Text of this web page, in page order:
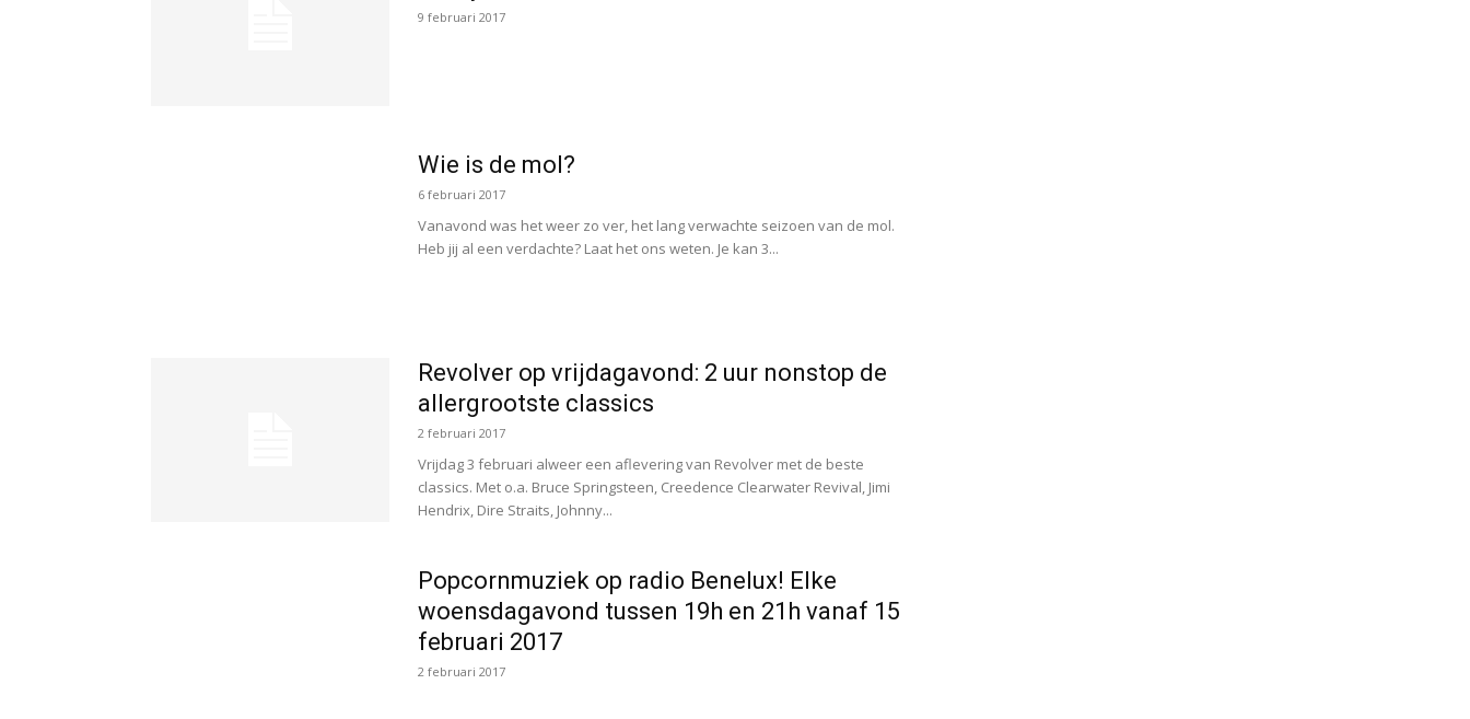
9 februari 2017
Wie is de mol?
6 februari 2017
Vanavond was het weer zo ver, het lang verwachte seizoen van de mol.
Heb jij al een verdachte? Laat het ons weten. Je kan 3...
Revolver op vrijdagavond: 2 uur nonstop de
allergrootste classics
2 februari 2017
Vrijdag 3 februari alweer een aflevering van Revolver met de beste
classics. Met o.a. Bruce Springsteen, Creedence Clearwater Revival, Jimi
Hendrix, Dire Straits, Johnny...
Popcornmuziek op radio Benelux! Elke
woensdagavond tussen 19h en 21h vanaf 15
februari 2017
2 februari 2017